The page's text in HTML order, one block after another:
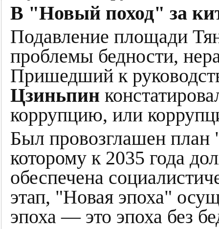
В "Новый поход" за
Подавление площади
проблемы бедности,
Пришедший к
Цзиньпин
коррупцию, или
Был провозглашен план
которому к 2035 года
обеспечена
этап, "Новая эпоха"
эпоха — это эпоха без